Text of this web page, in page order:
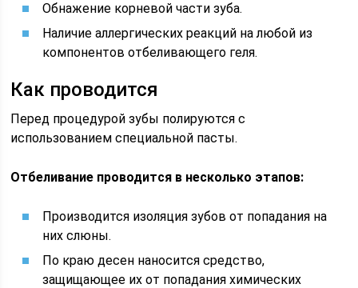
Обнажение корневой части зуба.
Наличие аллергических реакций на любой из
компонентов отбеливающего геля.
Как проводится
Перед процедурой зубы полируются с
использованием специальной пасты.
Отбеливание проводится в несколько этапов:
Производится изоляция зубов от попадания на
них слюны.
По краю десен наносится средство,
защищающее их от попадания химических